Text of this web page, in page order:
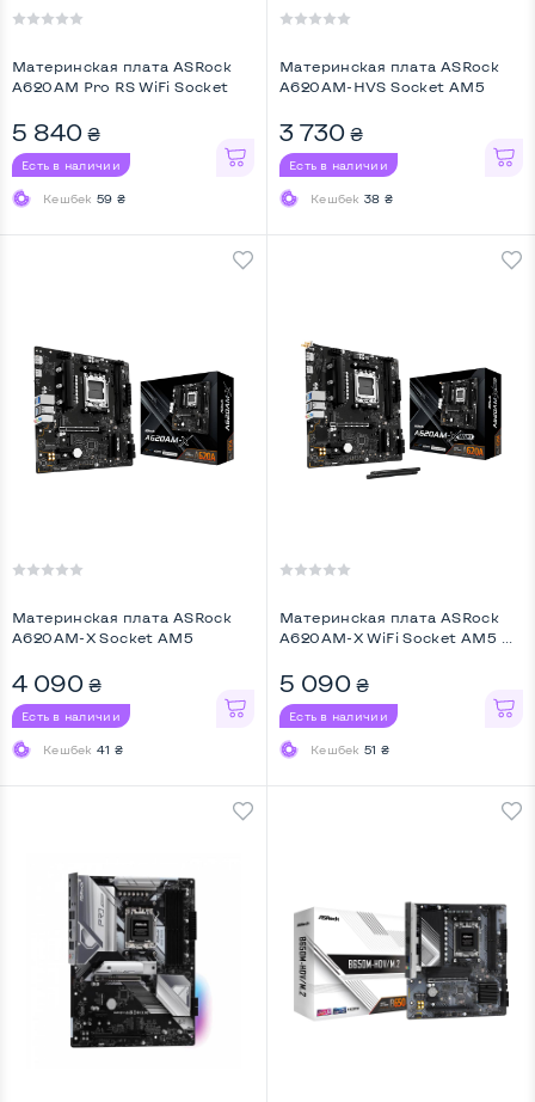
Материнская плата ASRock
A620AM Pro RS WiFi Socket
5 840 ₴
Есть в наличии
Кешбек 59 ₴
Материнская плата ASRock
A620AM-HVS Socket AM5
3 730 ₴
Есть в наличии
Кешбек 38 ₴
Материнская плата ASRock
A620AM-X Socket AM5
4 090 ₴
Есть в наличии
Кешбек 41 ₴
Материнская плата ASRock
A620AM-X WiFi Socket AM5 ...
5 090 ₴
Есть в наличии
Кешбек 51 ₴